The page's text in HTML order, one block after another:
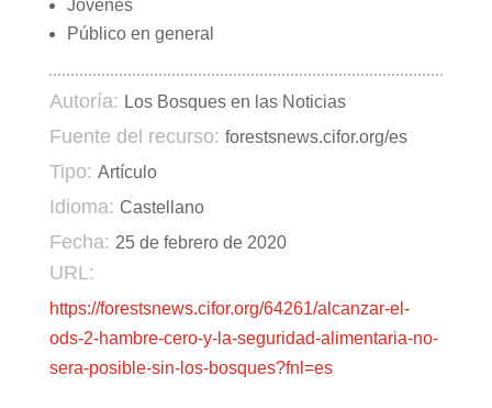
Jóvenes
Público en general
Autoría: Los Bosques en las Noticias
Fuente del recurso: forestsnews.cifor.org/es
Tipo: Artículo
Idioma: Castellano
Fecha: 25 de febrero de 2020
URL:
https://forestsnews.cifor.org/64261/alcanzar-el-
ods-2-hambre-cero-y-la-seguridad-alimentaria-no-
sera-posible-sin-los-bosques?fnl=es